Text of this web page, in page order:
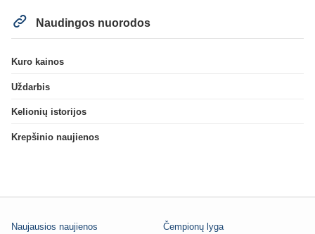
Naudingos nuorodos
Kuro kainos
Uždarbis
Kelionių istorijos
Krepšinio naujienos
Naujausios naujienos Čempionų lyga